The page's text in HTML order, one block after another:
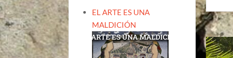
EL ARTE ES UNA
MALDICIÓN